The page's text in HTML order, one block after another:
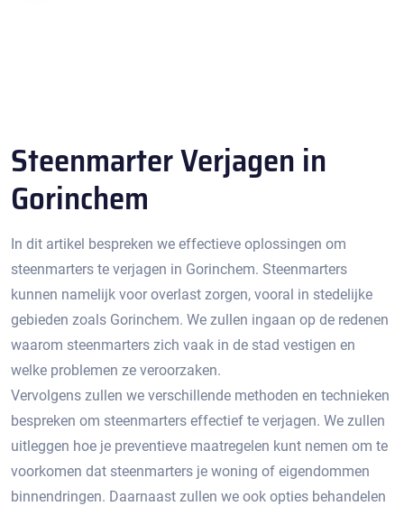
Steenmarter Verjagen in
Gorinchem
In dit artikel bespreken we effectieve oplossingen om
steenmarters te verjagen in Gorinchem. Steenmarters
kunnen namelijk voor overlast zorgen, vooral in stedelijke
gebieden zoals Gorinchem.​ We zullen ingaan op de redenen
waarom steenmarters zich vaak in de stad vestigen en
welke problemen ze veroorzaken.​
Vervolgens zullen we verschillende methoden en technieken
bespreken om steenmarters effectief te verjagen.​ We zullen
uitleggen hoe je preventieve maatregelen kunt nemen om te
voorkomen dat steenmarters je woning of eigendommen
binnendringen.​ Daarnaast zullen we ook opties behandelen